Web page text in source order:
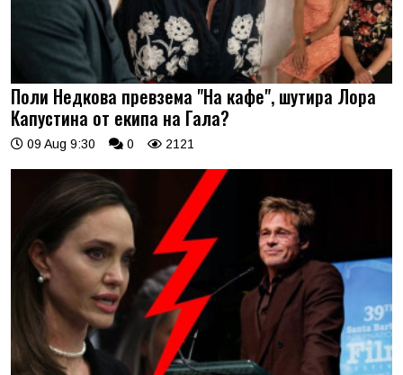
Поли Недкова превзема "На кафе", шутира Лора
Капустина от екипа на Гала?
09 Aug 9:30 0 2121